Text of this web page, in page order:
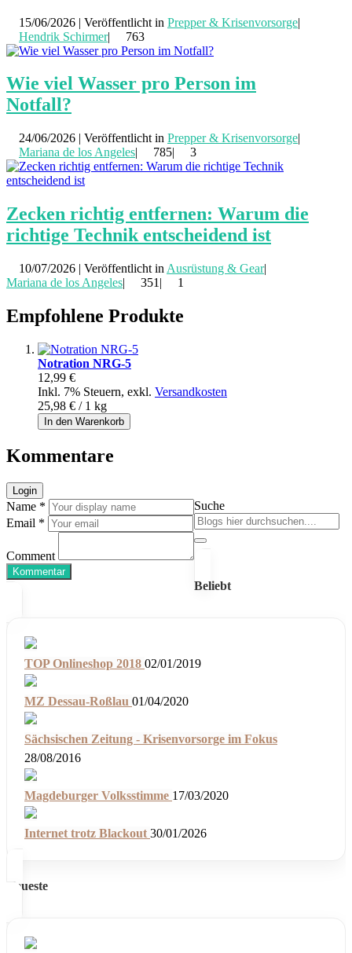
15/06/2026 | Veröffentlicht in Prepper & Krisenvorsorge|
Hendrik Schirmer| 763
Wie viel Wasser pro Person im
Notfall?
24/06/2026 | Veröffentlicht in Prepper & Krisenvorsorge|
Mariana de los Angeles| 785| 3
Zecken richtig entfernen: Warum die
richtige Technik entscheidend ist
10/07/2026 | Veröffentlicht in Ausrüstung & Gear|
Mariana de los Angeles| 351| 1
Empfohlene Produkte
Notration NRG-5
12,99 €
Inkl. 7% Steuern, exkl. Versandkosten
25,98 € / 1 kg
In den Warenkorb
Kommentare
Login
Name *
Email *
Comment
Kommentar
Suche
Beliebt
TOP Onlineshop 2018 02/01/2019
MZ Dessau-Roßlau 01/04/2020
Sächsischen Zeitung - Krisenvorsorge im Fokus
28/08/2016
Magdeburger Volksstimme 17/03/2020
Internet trotz Blackout 30/01/2026
Neueste